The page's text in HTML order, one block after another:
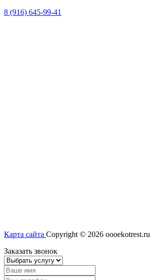
8 (916) 645-99-41
Карта сайта Copyright © 2026 oooekotrest.ru
Заказать звонок